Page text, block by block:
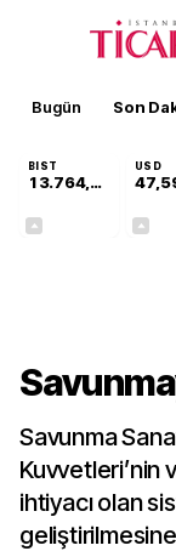
Bugün Son
BIST
13.764,41
USD
Savunma
Kuvvetleri’nin
ihtiyacı olan